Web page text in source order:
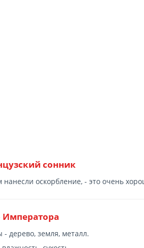
сонник
нанесли оскорбление, - это очень
Императора
дерево, земля, металл.